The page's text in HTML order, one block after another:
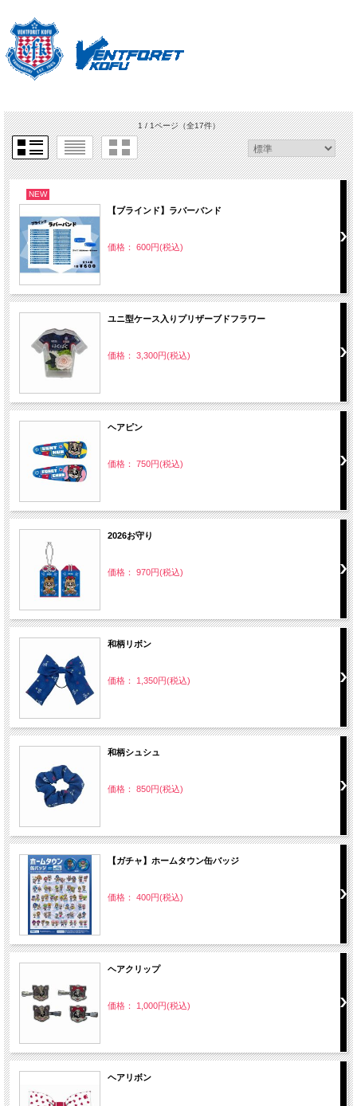
1 / 1ページ（全17件）
NEW
【ブラインド】ラバーバンド
価格： 600円(税込)
ユニ型ケース入りプリザーブドフラワー
価格： 3,300円(税込)
ヘアピン
価格： 750円(税込)
2026お守り
価格： 970円(税込)
和柄リボン
価格： 1,350円(税込)
和柄シュシュ
価格： 850円(税込)
【ガチャ】ホームタウン缶バッジ
価格： 400円(税込)
ヘアクリップ
価格： 1,000円(税込)
ヘアリボン